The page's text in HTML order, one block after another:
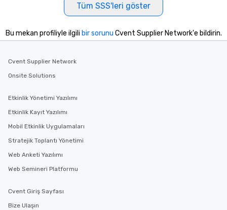
Tüm SSS'leri göster
Bu mekan profiliyle ilgili bir sorunu Cvent Supplier Network'e bildirin.
Cvent Supplier Network
Onsite Solutions
Etkinlik Yönetimi Yazılımı
Etkinlik Kayıt Yazılımı
Mobil Etkinlik Uygulamaları
Stratejik Toplantı Yönetimi
Web Anketi Yazılımı
Web Semineri Platformu
Cvent Giriş Sayfası
Bize Ulaşın